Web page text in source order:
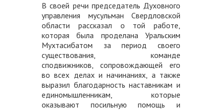
В своей речи председатель Духовного
управления мусульман Свердловской
области рассказал о той работе,
которая была проделана Уральским
Мухтасибатом за период своего
существования, команде
сподвижников, сопровождающей его
во всех делах и начинаниях, а также
выразил благодарность наставникам и
единомышленникам, которые
оказывают посильную помощь и